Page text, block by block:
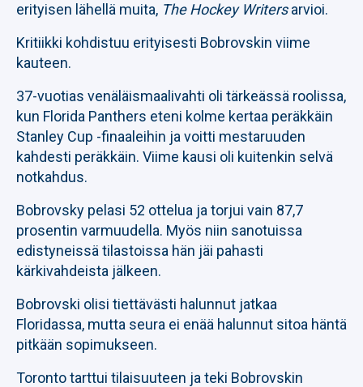
erityisen lähellä muita, The Hockey Writersarvioi.
Kritiikki kohdistuu erityisesti Bobrovskin viime
kauteen.
37-vuotias venäläismaalivahti oli tärkeässä roolissa,
kun Florida Panthers eteni kolme kertaa peräkkäin
Stanley Cup -finaaleihin ja voitti mestaruuden
kahdesti peräkkäin. Viime kausi oli kuitenkin selvä
notkahdus.
Bobrovsky pelasi 52 ottelua ja torjui vain 87,7
prosentin varmuudella. Myös niin sanotuissa
edistyneissä tilastoissa hän jäi pahasti
kärkivahdeista jälkeen.
Bobrovski olisi tiettävästi halunnut jatkaa
Floridassa, mutta seura ei enää halunnut sitoa häntä
pitkään sopimukseen.
Toronto tarttui tilaisuuteen ja teki Bobrovskin